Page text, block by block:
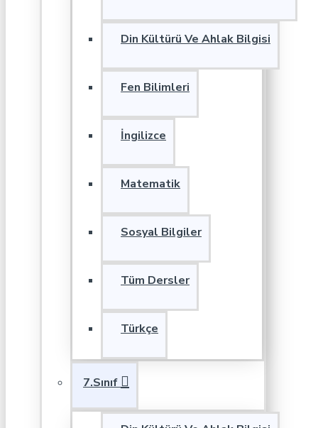
Din Kültürü Ve Ahlak Bilgisi
Fen Bilimleri
İngilizce
Matematik
Sosyal Bilgiler
Tüm Dersler
Türkçe
7.Sınıf